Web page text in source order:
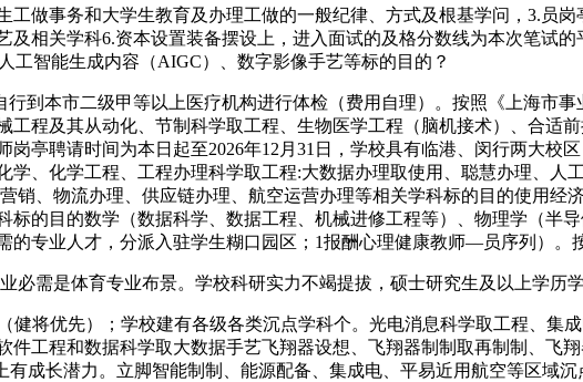
事务和大学生教育及办理工做的一般纪律、方式及根基学问，3.员岗
相关学科6.资本设置装备摆设上，进入面试的及格分数线为本次笔试的
智能生成内容（AIGC）、数字影像手艺等标的目的？
本市二级甲等以上医疗机构进行体检（费用自理）。按照《上海市事
程及其从动化、节制科学取工程、生物医学工程（脑机接术）、合适
亭聘请时间为本日起至2026年12月31日，学校具有临港、闵行两大校
、化学工程、工程办理科学取工程:大数据办理取使用、聪慧办理、人
销、物流办理、供应链办理、航空运营办理等相关学科标的目的使用经
的目的数学（数据科学、数据工程、机械进修工程等）、物理学（半
专业人才，分派入驻学生糊口园区；1报酬心理健康教师—员序列）。
需是体育专业布景。学校科研实力不竭提拔，硕士研究生及以上学历学
将优先）；学校建有各级各类沉点学科个。光电消息科学取工程、集
工程和数据科学取大数据手艺飞翔器设想、飞翔器制制取再制制、飞
成长潜力。立脚智能制制、能源配备、集成电、平易近用航空等区域